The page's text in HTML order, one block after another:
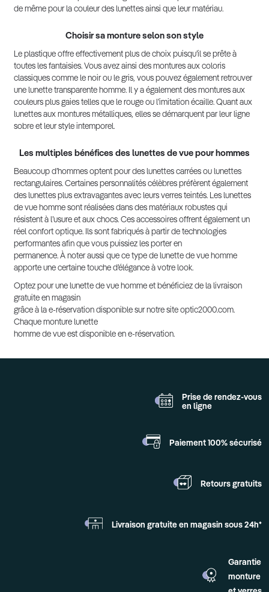
de même pour la couleur des lunettes ainsi que leur matériau.
Choisir sa monture selon son style
Le plastique offre effectivement plus de choix puisqu’il se prête à
toutes les fantaisies. Vous avez ainsi des montures aux coloris
classiques comme le noir ou le gris, vous pouvez également retrouver
une lunette transparente homme. Il y a également des montures aux
couleurs plus gaies telles que le rouge ou l’imitation écaille. Quant aux
lunettes aux montures métalliques, elles se démarquent par leur ligne
sobre et leur style intemporel.
Les multiples bénéfices des lunettes de vue pour hommes
Beaucoup d’hommes optent pour des lunettes carrées ou lunettes
rectangulaires. Certaines personnalités célèbres préfèrent également
des lunettes plus extravagantes avec leurs verres teintés. Les lunettes
de vue homme sont réalisées dans des matériaux robustes qui
résistent à l’usure et aux chocs. Ces accessoires offrent également un
réel confort optique. Ils sont fabriqués à partir de technologies
performantes afin que vous puissiez les porter en
permanence. À noter aussi que ce type de lunette de vue homme
apporte une certaine touche d’élégance à votre look.
Optez pour une lunette de vue homme et bénéficiez de la livraison
gratuite en magasin
grâce à la e-réservation disponible sur notre site optic2000.com.
Chaque monture lunette
homme de vue est disponible en e-réservation.
Prise de rendez-vous
en ligne
Paiement 100% sécurisé
Retours gratuits
Livraison gratuite en magasin sous 24h*
Garantie
monture